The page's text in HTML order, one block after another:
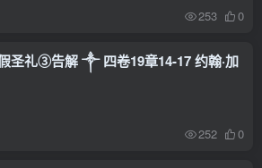
253 0
圣礼③告解 ༒ 四卷19章14-17 约翰·加
252 0